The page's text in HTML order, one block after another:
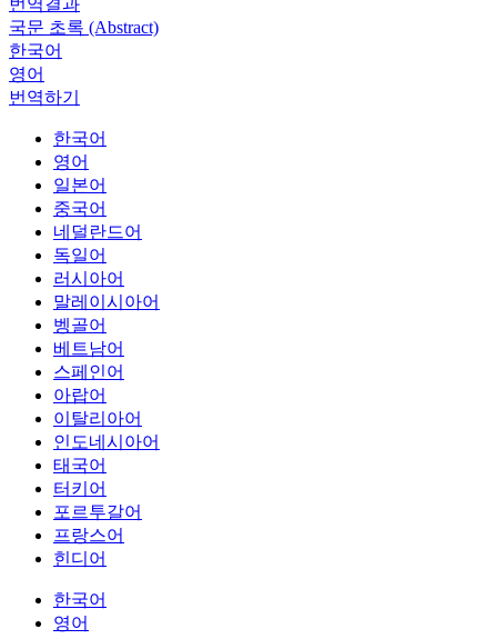
번역결과
국문 초록 (Abstract)
한국어
영어
번역하기
한국어
영어
일본어
중국어
네덜란드어
독일어
러시아어
말레이시아어
벵골어
베트남어
스페인어
아랍어
이탈리아어
인도네시아어
태국어
터키어
포르투갈어
프랑스어
힌디어
한국어
영어